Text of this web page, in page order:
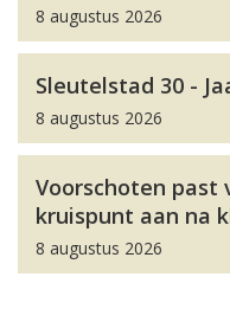
8 augustus 2026
Sleutelstad 30 -
8 augustus 2026
Voorschoten past
kruispunt aan na
8 augustus 2026